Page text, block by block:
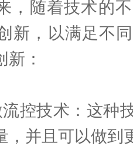
随着技术的不
新，以满足不
：
技术：这种技
，并且可以做到